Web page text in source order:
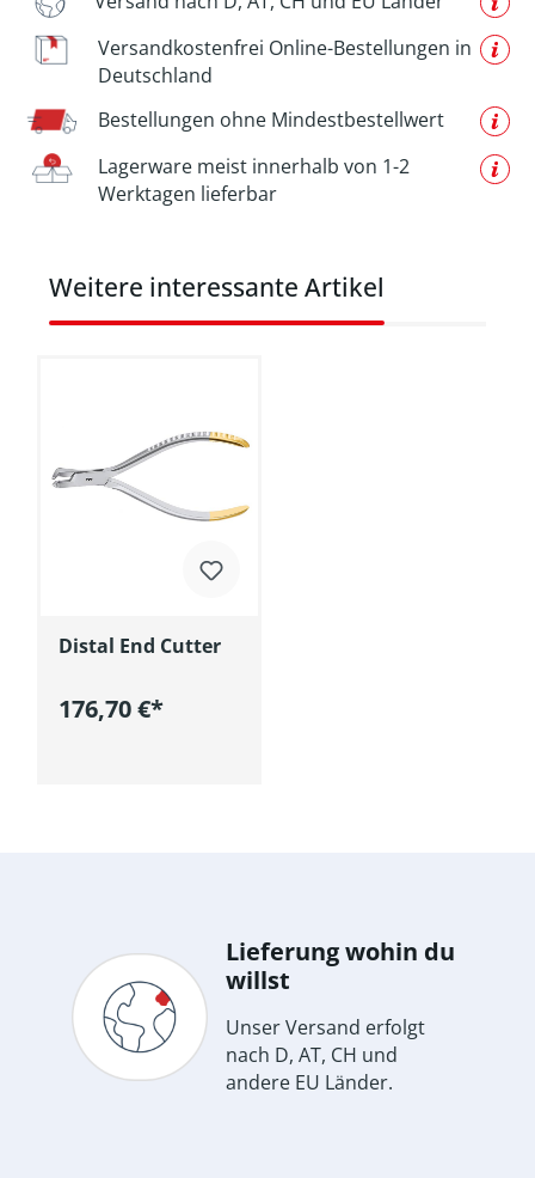
Versandkostenfrei Online-Bestellungen in
Deutschland
Bestellungen ohne Mindestbestellwert
Lagerware meist innerhalb von 1-2
Werktagen lieferbar
Produktgalerie überspringen
Weitere interessante Artikel
Distal End Cutter
176,70 €*
Lieferung wohin du
willst
Unser Versand erfolgt
nach D, AT, CH und
andere EU Länder.